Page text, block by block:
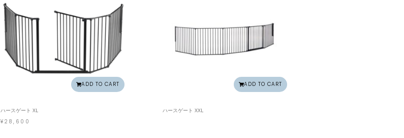
ADD TO CART
ハースゲート XL
¥ 28,600
ADD TO CART
ハースゲート XXL